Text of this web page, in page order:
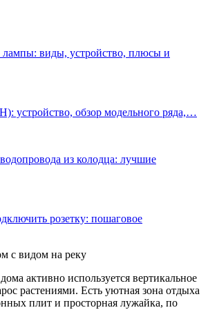
лампы: виды, устройство, плюсы и
устройство, обзор модельного ряда,…
из колодца: лучшие
розетку: пошаговое
активно используется вертикальное
растениями. Есть уютная зона отдыха
плит и просторная лужайка, по